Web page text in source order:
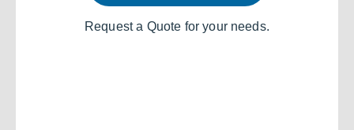
Request a Quote for your needs.